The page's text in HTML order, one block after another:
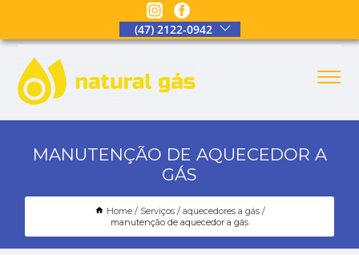
(47) 2122-0942
MANUTENÇÃO DE AQUECEDOR A
GÁS
Home Serviços
aquecedores a gás
manutenção de aquecedor a gás